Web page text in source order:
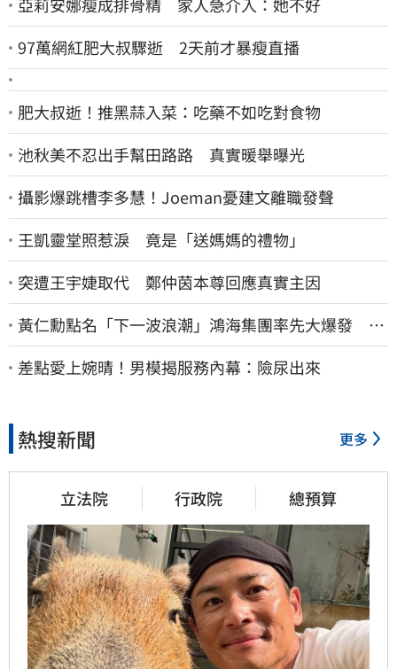
亞莉安娜瘦成排骨精 家人急介入：她不好
97萬網紅肥大叔驟逝 2天前才暴瘦直播
肥大叔逝！推黑蒜入菜：吃藥不如吃對食物
池秋美不忍出手幫田路路 真實暖舉曝光
攝影爆跳槽李多慧！Joeman憂建文離職發聲
王凱靈堂照惹淚 竟是「送媽媽的禮物」
突遭王宇婕取代 鄭仲茵本尊回應真實主因
黃仁勳點名「下一波浪潮」鴻海集團率先大爆發 台
股這族群全面噴出
差點愛上婉晴！男模揭服務內幕：險尿出來
熱搜新聞 更多
立法院 行政院 總預算